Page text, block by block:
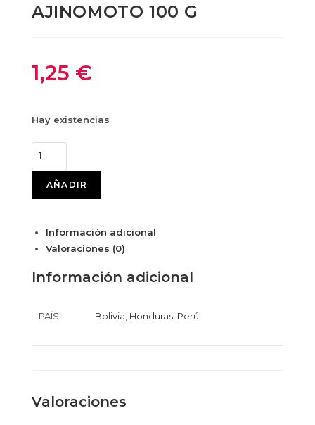
AJINOMOTO 100 G
1,25 €
Hay existencias
AÑADIR
Información adicional
Valoraciones (0)
Información adicional
PAÍS Bolivia Honduras Perú
Valoraciones